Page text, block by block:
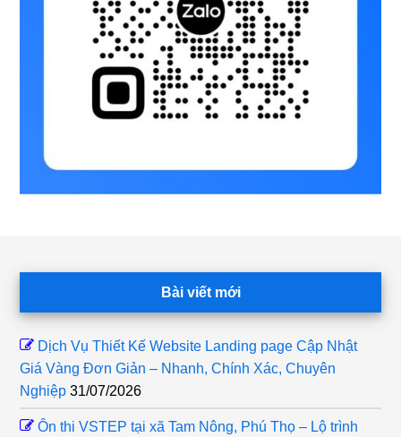
Bài viết mới
Dịch Vụ Thiết Kế Website Landing page Cập Nhật
Giá Vàng Đơn Giản – Nhanh, Chính Xác, Chuyên
Nghiệp 31/07/2026
Ôn thi VSTEP tại xã Tam Nông, Phú Thọ – Lộ trình